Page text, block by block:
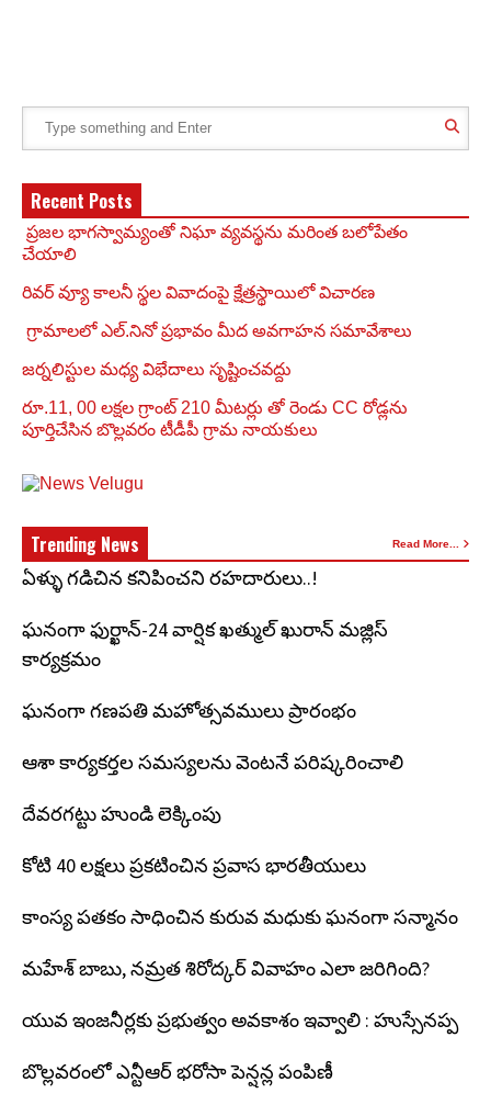
Recent Posts
ప్రజల భాగస్వామ్యంతో నిఘా వ్యవస్థను మరింత బలోపేతం
చేయాలి
రివర్ వ్యూ కాలనీ స్థల వివాదంపై క్షేత్రస్థాయిలో విచారణ
గ్రామాలలో ఎల్.నినో ప్రభావం మీద అవగాహన సమావేశాలు
జర్నలిస్టుల మధ్య విభేదాలు సృష్టించవద్దు
రూ.11, 00 లక్షల గ్రాంట్ 210 మీటర్లు తో రెండు CC రోడ్లను
పూర్తిచేసిన బొల్లవరం టీడీపీ గ్రామ నాయకులు
Trending News Read More...
ఏళ్ళు గడిచిన కనిపించని రహదారులు..!
ఘనంగా ఫుర్ఖాన్-24 వార్షిక ఖత్ముల్ ఖురాన్ మజ్లిస్
కార్యక్రమం
ఘనంగా గణపతి మహోత్సవములు ప్రారంభం
ఆశా కార్యకర్తల సమస్యలను వెంటనే పరిష్కరించాలి
దేవరగట్టు హుండి లెక్కింపు
కోటి 40 లక్షలు ప్రకటించిన ప్రవాస భారతీయులు
కాంస్య పతకం సాధించిన కురువ మధుకు ఘనంగా సన్మానం
మహేశ్ బాబు, నమ్రత శిరోద్కర్ వివాహం ఎలా జరిగింది?
యువ ఇంజనీర్లకు ప్రభుత్వం అవకాశం ఇవ్వాలి : హుస్సేనప్ప
బొల్లవరంలో ఎన్టీఆర్ భరోసా పెన్షన్ల పంపిణీ